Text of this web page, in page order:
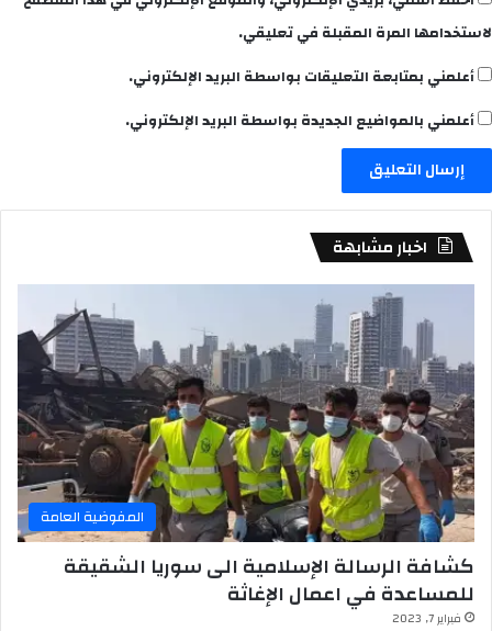
لاستخدامها المرة المقبلة في تعليقي.
أعلمني بمتابعة التعليقات بواسطة البريد الإلكتروني.
أعلمني بالمواضيع الجديدة بواسطة البريد الإلكتروني.
اخبار مشابهة
المفوضية العامة
كشافة الرسالة الإسلامية الى سوريا الشقيقة
للمساعدة في اعمال الإغاثة
فبراير 7, 2023